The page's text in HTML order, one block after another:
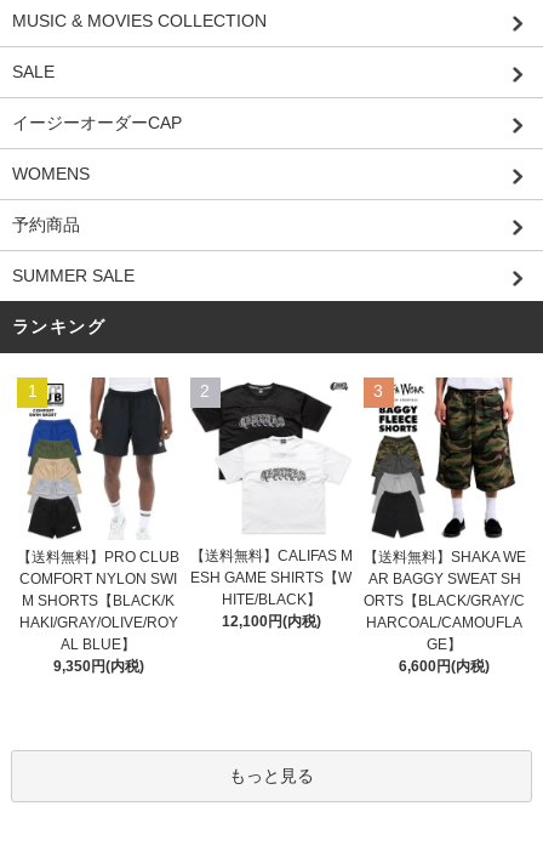
MUSIC & MOVIES COLLECTION
SALE
イージーオーダーCAP
WOMENS
予約商品
SUMMER SALE
ランキング
1
【送料無料】PRO CLUB
COMFORT NYLON SWI
M SHORTS【BLACK/K
HAKI/GRAY/OLIVE/ROY
AL BLUE】
9,350円(内税)
2
【送料無料】CALIFAS M
ESH GAME SHIRTS【W
HITE/BLACK】
12,100円(内税)
3
【送料無料】SHAKA WE
AR BAGGY SWEAT SH
ORTS【BLACK/GRAY/C
HARCOAL/CAMOUFLA
GE】
6,600円(内税)
もっと見る